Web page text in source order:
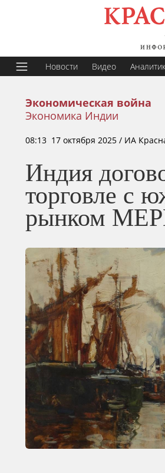
Новости Видео
Экономическая война
Экономика Индии
08:13 17 октября 2025 / ИА
Индия
торговле с
рынком